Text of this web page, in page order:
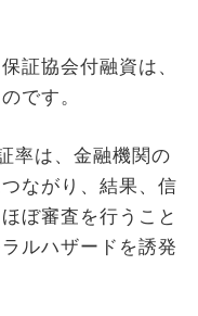
証協会付融資は、
です。
率は、金融機関の
ながり、結果、信
ぼ審査を行うこと
ルハザードを誘発